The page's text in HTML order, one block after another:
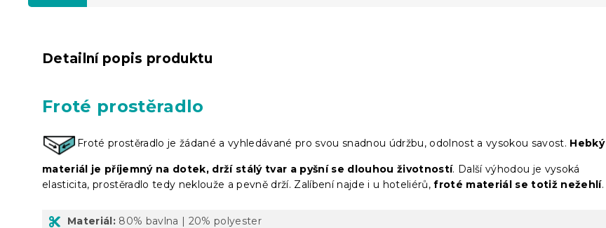
Detailní popis produktu
Froté prostěradlo
Froté prostěradlo je žádané a vyhledávané pro svou snadnou údržbu, odolnost a vysokou savost. Hebký
materiál je příjemný na dotek, drží stálý tvar a pyšní se dlouhou životností. Další výhodou je vysoká
elasticita, prostěradlo tedy neklouže a pevně drží. Zalíbení najde i u hoteliérů,froté materiál se totiž nežehlí.
Materiál: 80% bavlna | 20% polyester